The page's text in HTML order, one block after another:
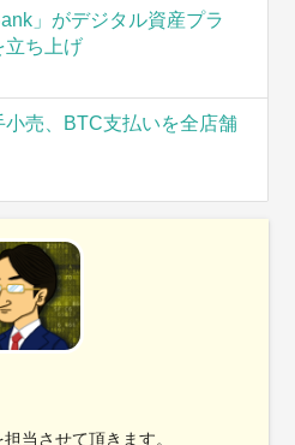
」がデジタル資産プラ
立ち上げ
小売、BTC支払いを全店舗
当させて頂きます。